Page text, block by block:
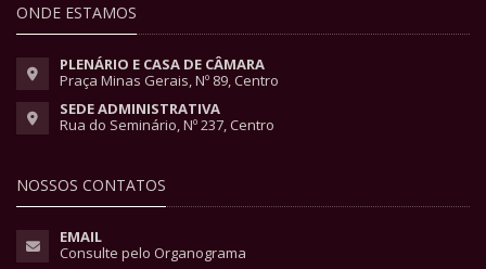
ONDE ESTAMOS
PLENÁRIO E CASA DE CÂMARA
Praça Minas Gerais, Nº 89, Centro
SEDE ADMINISTRATIVA
Rua do Seminário, Nº 237, Centro
NOSSOS CONTATOS
EMAIL
Consulte pelo Organograma